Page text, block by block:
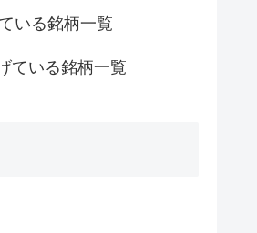
いる銘柄一覧
ている銘柄一覧